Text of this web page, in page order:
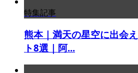
特集記事
熊本｜満天の星空に出会
ト8選｜阿...